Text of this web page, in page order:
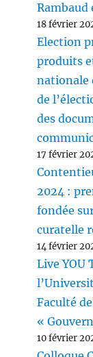
Rambaud
18 février
Election
produits
nationale
de
des
17 février
2024 :
fondée
curatelle
14 février
Live YOU
Faculté
«
10 février